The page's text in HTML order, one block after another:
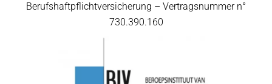
Berufshaftpflichtversicherung – Vertragsnummer n°
730.390.160